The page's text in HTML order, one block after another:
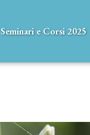
Seminari e Corsi 2025